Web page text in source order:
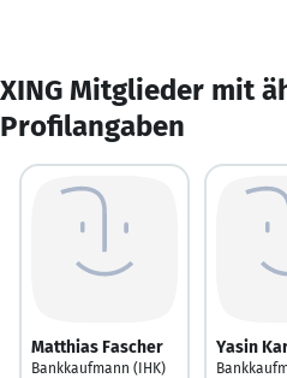
XING Mitglieder mit
Profilangaben
Matthias Fascher
Bankkaufmann (IHK)
Yasin